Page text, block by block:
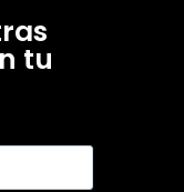
tu